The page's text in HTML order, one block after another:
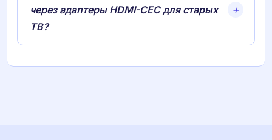
через адаптеры HDMI-CEC для старых
ТВ?